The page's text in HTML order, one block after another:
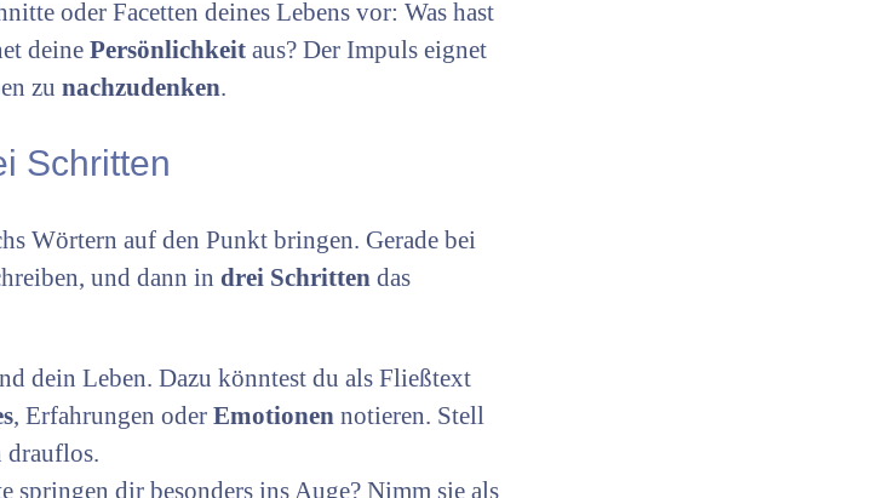
oder Facetten deines Lebens vor: Was hast
deine Persönlichkeit aus? Der Impuls eignet
zu nachzudenken.
Schritten
Wörtern auf den Punkt bringen. Gerade bei
und dann in drei Schritten das
dein Leben. Dazu könntest du als Fließtext
, Erfahrungen oder Emotionen notieren. Stell
drauflos.
springen dir besonders ins Auge? Nimm sie als